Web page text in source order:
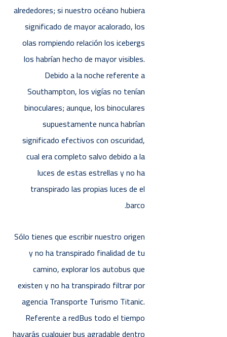
alrededores; si nuestro océano hubiera
significado de mayor acalorado, los
olas rompiendo relación los icebergs
los habrían hecho de mayor visibles.
Debido a la noche referente a
Southampton, los vigías no tenían
binoculares; aunque, los binoculares
supuestamente nunca habrían
significado efectivos con oscuridad,
cual era completo salvo debido a la
luces de estas estrellas y no ha
transpirado las propias luces de el
barco.
Sólo tienes que escribir nuestro origen
y no ha transpirado finalidad de tu
camino, explorar los autobus que
existen y no ha transpirado filtrar por
agencia Transporte Turismo Titanic.
Referente a redBus todo el tiempo
hayarás cualquier bus agradable dentro